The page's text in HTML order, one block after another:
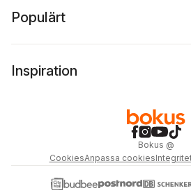
Populärt
Inspiration
Bokus @
CookiesAnpassa cookies